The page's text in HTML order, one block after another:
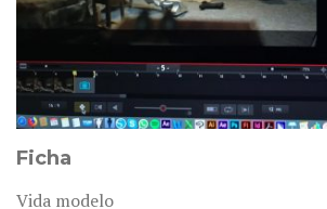
Ficha
Vida modelo